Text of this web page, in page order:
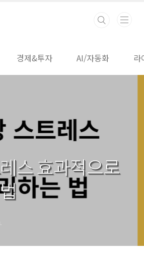
경제&투자 AI/자동화 라
스 효과적으로